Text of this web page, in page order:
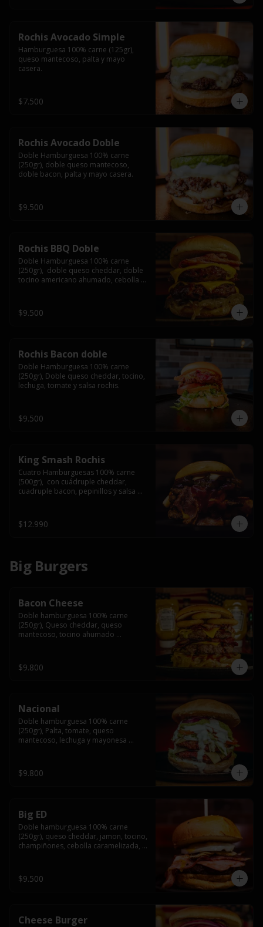
Rochis Avocado Simple
Hamburguesa 100% carne (125gr),
queso mantecoso, palta y mayo
casera.
$7.500
Rochis Avocado Doble
Doble Hamburguesa 100% carne
(250gr), doble queso mantecoso,
doble bacon, palta y mayo casera.
$9.500
Rochis BBQ Doble
Doble Hamburguesa 100% carne
(250gr),  doble queso cheddar, doble
tocino americano ahumado, cebolla
$9.500
Rochis Bacon doble
Doble Hamburguesa 100% carne
(250gr), Doble queso cheddar, tocino,
lechuga, tomate y salsa rochis.
$9.500
King Smash Rochis
Cuatro Hamburguesas 100% carne
(500gr),  con cuádruple cheddar,
cuadruple bacon, pepinillos y salsa
$12.990
Big Burgers
Bacon Cheese
Doble hamburguesa 100% carne
(250gr), Queso cheddar, queso
mantecoso, tocino ahumado
brioche y acompañado de papas
fritas.
$9.800
Nacional
Doble hamburguesa 100% carne
(250gr), Palta, tomate, queso
mantecoso, lechuga y mayonesa
$9.800
Big ED
Doble hamburguesa 100% carne
(250gr), queso cheddar, jamon, tocino,
champiñones, cebolla caramelizada,
$9.500
Cheese Burger